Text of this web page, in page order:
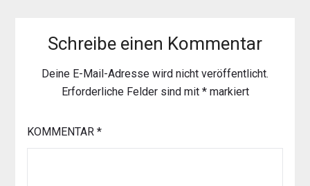
Schreibe einen Kommentar
Deine E-Mail-Adresse wird nicht veröffentlicht.
Erforderliche Felder sind mit *markiert
KOMMENTAR *